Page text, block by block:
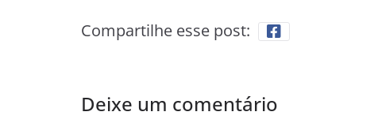
Compartilhe esse post:
Deixe um comentário